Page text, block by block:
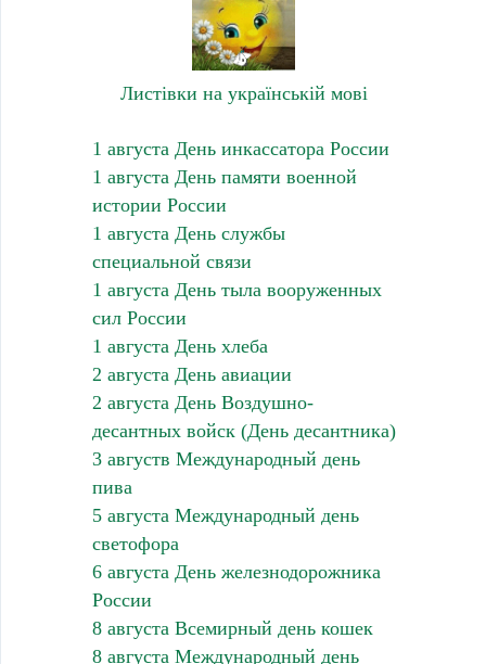
Листівки на українській мові
1 августа День инкассатора России
1 августа День памяти военной
истории России
1 августа День службы
специальной связи
1 августа День тыла вооруженных
сил России
1 августа День хлеба
2 августа День авиации
2 августа День Воздушно-
десантных войск (День десантника)
3 августв Международный день
пива
5 августа Международный день
светофора
6 августа День железнодорожника
России
8 августа Всемирный день кошек
8 августа Международный день